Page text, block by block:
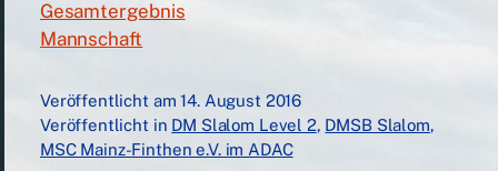
Gesamtergebnis
Mannschaft
Veröffentlicht am14. August 2016
Veröffentlicht in DM Slalom Level 2, DMSB Slalom,
MSC Mainz-Finthen e.V. im ADAC